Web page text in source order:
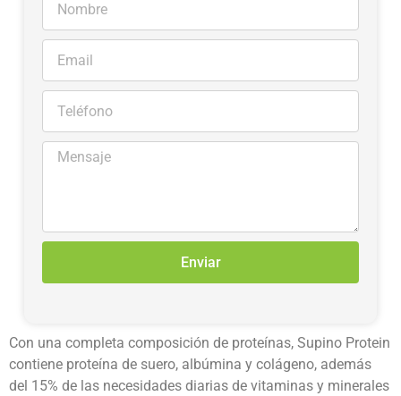
Enviar
Con una completa composición de proteínas, Supino Protein
contiene proteína de suero, albúmina y colágeno, además
del 15% de las necesidades diarias de vitaminas y minerales